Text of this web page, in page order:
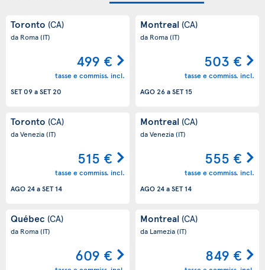
Toronto (CA)
da Roma(IT)
499 €
tasse e commiss. incl.
SET 09aSET 20
Montreal (CA)
da Roma(IT)
503 €
tasse e commiss. incl.
AGO 26aSET 15
Toronto (CA)
da Venezia(IT)
515 €
tasse e commiss. incl.
AGO 24aSET 14
Montreal (CA)
da Venezia(IT)
555 €
tasse e commiss. incl.
AGO 24aSET 14
Québec (CA)
da Roma(IT)
609 €
Montreal (CA)
da Lamezia(IT)
849 €